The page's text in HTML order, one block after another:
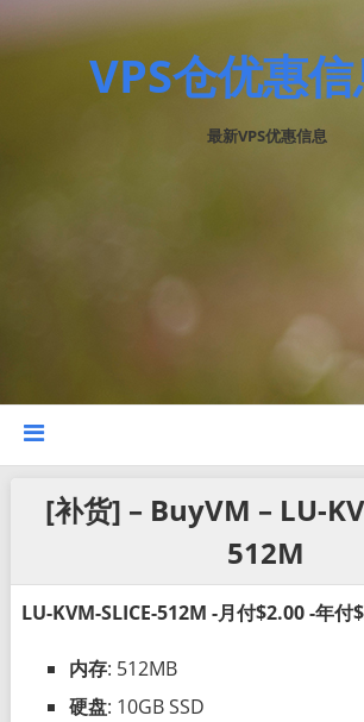
VPS仓优惠
最新VPS优惠信息
[补货] – BuyVM – LU-
512M
LU-KVM-SLICE-512M -月付$2.00 -年付
内存: 512MB
硬盘: 10GB SSD